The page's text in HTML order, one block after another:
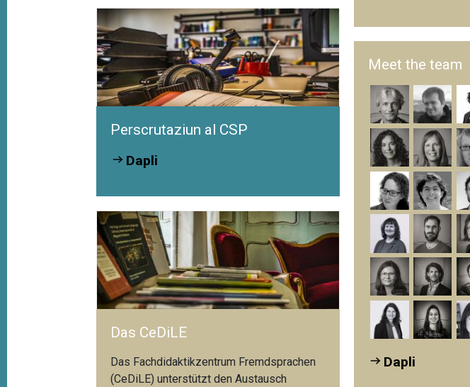
Perscrutaziun al CSP
Dapli
Das CeDiLE
Das Fachdidaktikzentrum Fremdsprachen
(CeDiLE) unterstützt den Austausch
Meet the team
Dapli
Mesurer la valeur du
plurilinguisme suisse
Formative Beurteilung des
Sprechens im DaF-Unterricht:
Praktiken und
Überzeugungen von
Lehrpersonen der...